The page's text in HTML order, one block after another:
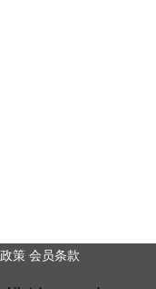
策 会员条款